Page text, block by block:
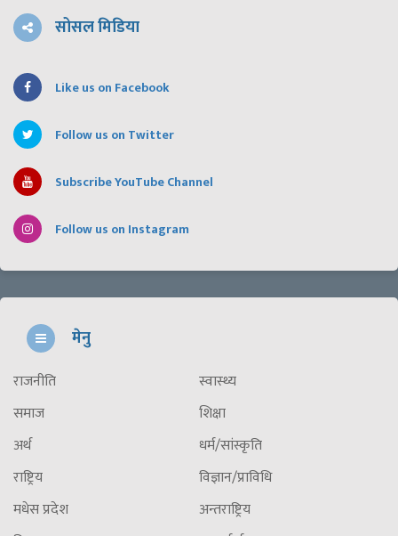
सोसल मिडिया
Like us on Facebook
Follow us on Twitter
Subscribe YouTube Channel
Follow us on Instagram
मेनु
राजनीति
समाज
अर्थ
राष्ट्रिय
मधेस प्रदेश
स्वास्थ्य
शिक्षा
धर्म/सांस्कृति
विज्ञान/प्राविधि
अन्तराष्ट्रिय